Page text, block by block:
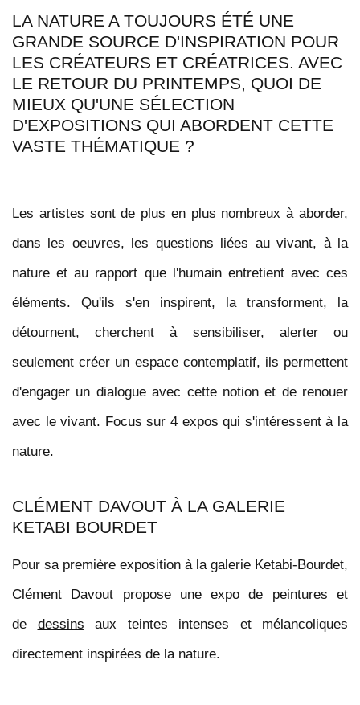
LA NATURE A TOUJOURS ÉTÉ UNE
GRANDE SOURCE D'INSPIRATION POUR
LES CRÉATEURS ET CRÉATRICES. AVEC
LE RETOUR DU PRINTEMPS, QUOI DE
MIEUX QU'UNE SÉLECTION
D'EXPOSITIONS QUI ABORDENT CETTE
VASTE THÉMATIQUE ?
Les artistes sont de plus en plus nombreux à aborder,
dans les oeuvres, les questions liées au vivant, à la
nature et au rapport que l'humain entretient avec ces
éléments. Qu'ils s'en inspirent, la transforment, la
détournent, cherchent à sensibiliser, alerter ou
seulement créer un espace contemplatif, ils permettent
d'engager un dialogue avec cette notion et de renouer
avec le vivant. Focus sur 4 expos qui s'intéressent à la
nature.
CLÉMENT DAVOUT À LA GALERIE
KETABI BOURDET
Pour sa première exposition à la galerie Ketabi-Bourdet,
Clément Davout
propose une expo de peintures
et
de
dessins
aux teintes intenses et mélancoliques
directement inspirées de la nature.